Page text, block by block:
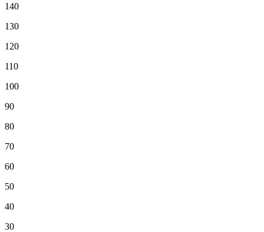
140
130
120
110
100
90
80
70
60
50
40
30